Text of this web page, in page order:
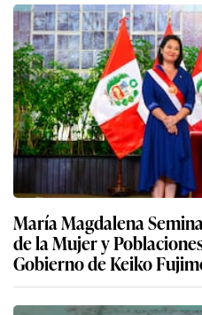
María Magdalena
de la Mujer y
Gobierno de Keiko